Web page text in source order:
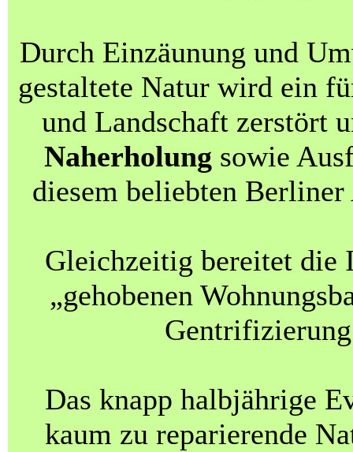
Durch Einzäunung und
gestaltete Natur wird ein
und Landschaft zerstört
Naherholung sowie
diesem beliebten
Gleichzeitig bereitet die
„gehobenen
Das knapp halbjährige
kaum zu reparierende